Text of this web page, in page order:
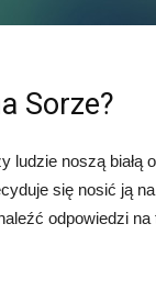
Sorze?
noszą białą
się nosić ją
odpowiedzi na